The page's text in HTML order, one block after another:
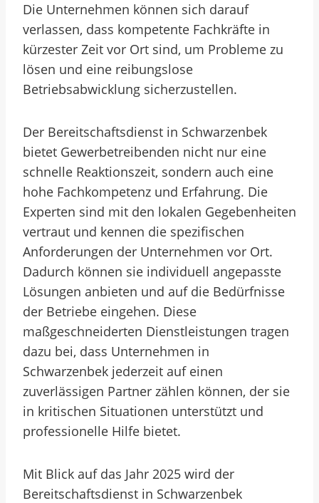
Die Unternehmen können sich darauf
verlassen, dass kompetente Fachkräfte in
kürzester Zeit vor Ort sind, um Probleme zu
lösen und eine reibungslose
Betriebsabwicklung sicherzustellen.
Der Bereitschaftsdienst in Schwarzenbek
bietet Gewerbetreibenden nicht nur eine
schnelle Reaktionszeit, sondern auch eine
hohe Fachkompetenz und Erfahrung. Die
Experten sind mit den lokalen Gegebenheiten
vertraut und kennen die spezifischen
Anforderungen der Unternehmen vor Ort.
Dadurch können sie individuell angepasste
Lösungen anbieten und auf die Bedürfnisse
der Betriebe eingehen. Diese
maßgeschneiderten Dienstleistungen tragen
dazu bei, dass Unternehmen in
Schwarzenbek jederzeit auf einen
zuverlässigen Partner zählen können, der sie
in kritischen Situationen unterstützt und
professionelle Hilfe bietet.
Mit Blick auf das Jahr 2025 wird der
Bereitschaftsdienst in Schwarzenbek